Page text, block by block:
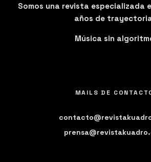
Somos una revista especializada
años de
Música sin
MAILS DE